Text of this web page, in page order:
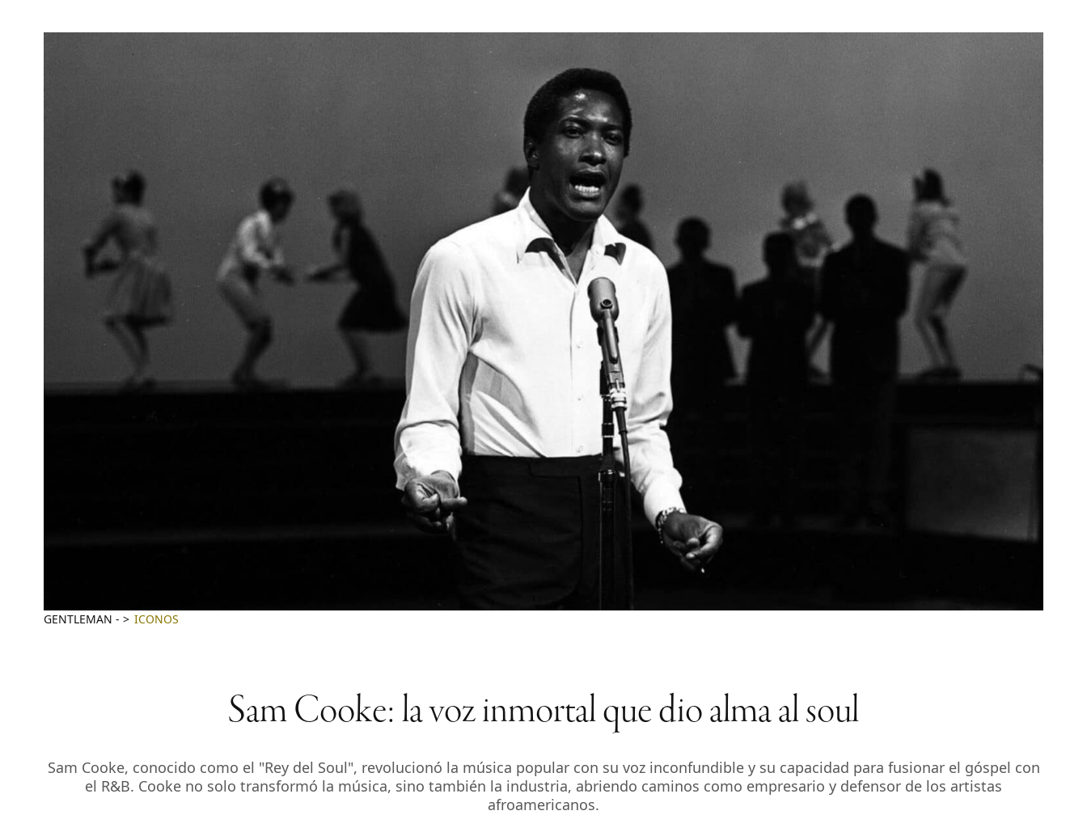
GENTLEMAN - ICONOS
Sam Cooke: la voz inmortal que dio alma al soul
Sam Cooke, conocido como el "Rey del Soul", revolucionó la música popular con su voz inconfundible y su capacidad para fusionar el góspel con
el R&B. Cooke no solo transformó la música, sino también la industria, abriendo caminos como empresario y defensor de los artistas
afroamericanos.